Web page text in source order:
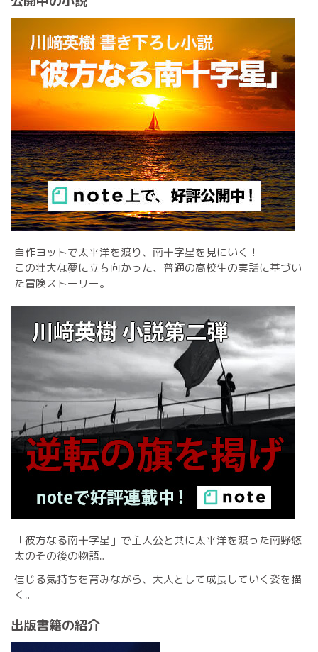
自作ヨットで太平洋を渡り、南十字星を見にいく！
この壮大な夢に立ち向かった、普通の高校生の実話に基づい
た冒険ストーリー。
「彼方なる南十字星」で主人公と共に太平洋を渡った南野悠
太のその後の物語。
信じる気持ちを育みながら、大人として成長していく姿を描
く。
出版書籍の紹介